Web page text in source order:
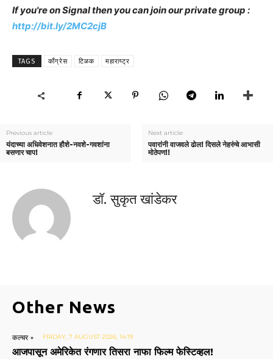
If you're on Signal then you can join our private group :
http://bit.ly/2MC2cjB
TAGS काँग्रेस टिळक महाराष्ट्र
Previous article
यंदाच्या अधिवेशनात हौशे-नवशे-गवशांना
बसणार चाप!
Next article
पवारांनी वाजवले ढोल! दिसले नेहरुंचे आभासी
मोठेपण!!
डॉ. सुकृत खांडेकर
Other News
कल्चर + FRIDAY, 7 AUGUST 2026, 14:19
आजपासून अमेरिकेत रंगणार तिसरा नाफा फिल्म फेस्टिव्हल!